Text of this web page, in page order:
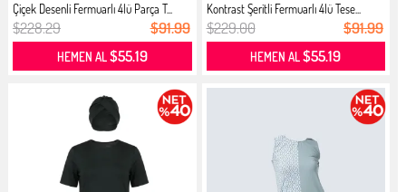
Çiçek Desenli Fermuarlı 4lü Parça T...
$228.29 $91.99
HEMEN AL$55.19
Kontrast Şeritli Fermuarlı 4lü Tese...
$229.00 $91.99
HEMEN AL$55.19